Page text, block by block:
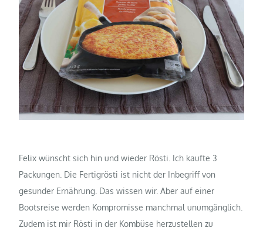
Felix wünscht sich hin und wieder Rösti. Ich kaufte 3
Packungen. Die Fertigrösti ist nicht der Inbegriff von
gesunder Ernährung. Das wissen wir. Aber auf einer
Bootsreise werden Kompromisse manchmal unumgänglich.
Zudem ist mir Rösti in der Kombüse herzustellen zu